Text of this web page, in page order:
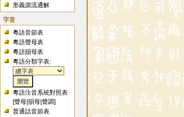
形義源流通解
字音
粵語音節表
粵語聲母表
粵語韻母表
粵語分類字表:
粵語注音系統對照表
[聲母 |韻母 |聲調]
普通話音節表